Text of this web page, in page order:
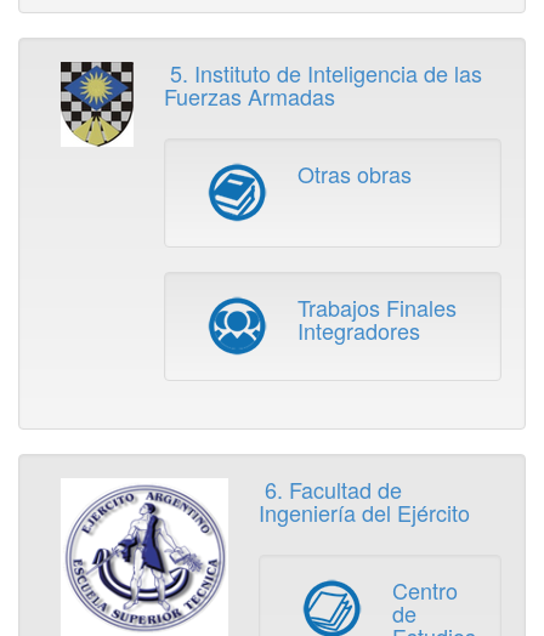
5. Instituto de Inteligencia de las
Fuerzas Armadas
Otras obras
Trabajos Finales
Integradores
6. Facultad de
Ingeniería del Ejército
Centro
de